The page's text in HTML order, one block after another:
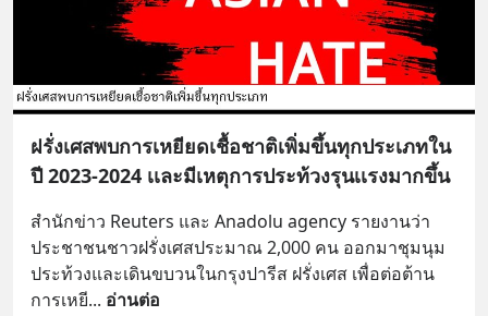
ฝรั่งเศสพบการเหยียดเชื้อชาติเพิ่มขึ้นทุกประเภทใน
ปี 2023-2024 เเละมีเหตุการประท้วงรุนเเรงมากขึ้น
สำนักข่าว Reuters และ Anadolu agency รายงานว่า
ประชาชนชาวฝรั่งเศสประมาณ 2,000 คน ออกมาชุมนุม
ประท้วงและเดินขบวนในกรุงปารีส ฝรั่งเศส เพื่อต่อต้าน
การเหยี... อ่านต่อ